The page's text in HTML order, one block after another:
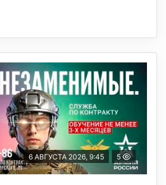
6 АВГУСТА 2026, 9:45 5